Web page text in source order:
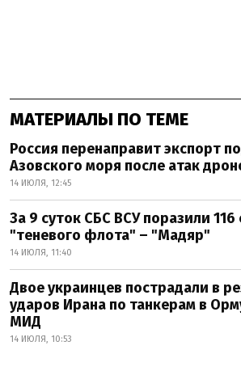
МАТЕРИАЛЫ ПО ТЕМЕ
Россия перенаправит экспорт
Азовского моря после атак
14 ИЮЛЯ, 12:45
За 9 суток СБС ВСУ поразили 116
"теневого флота" – "Мадяр"
14 ИЮЛЯ, 11:40
Двое украинцев пострадали в
ударов Ирана по танкерам в
МИД
14 ИЮЛЯ, 10:53